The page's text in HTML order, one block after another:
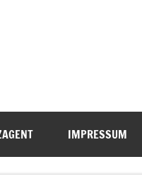
IMPRESSUM